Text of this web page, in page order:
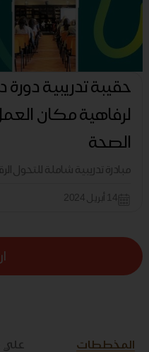
حقيبة تدريبية دورة
لرفاهية مكان
الصحة
مبادرة تدريبية شاملة للتحول
14 أبريل 2024
المخططات علي